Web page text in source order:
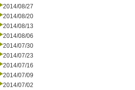
2014/08/27
2014/08/20
2014/08/13
2014/08/06
2014/07/30
2014/07/23
2014/07/16
2014/07/09
2014/07/02